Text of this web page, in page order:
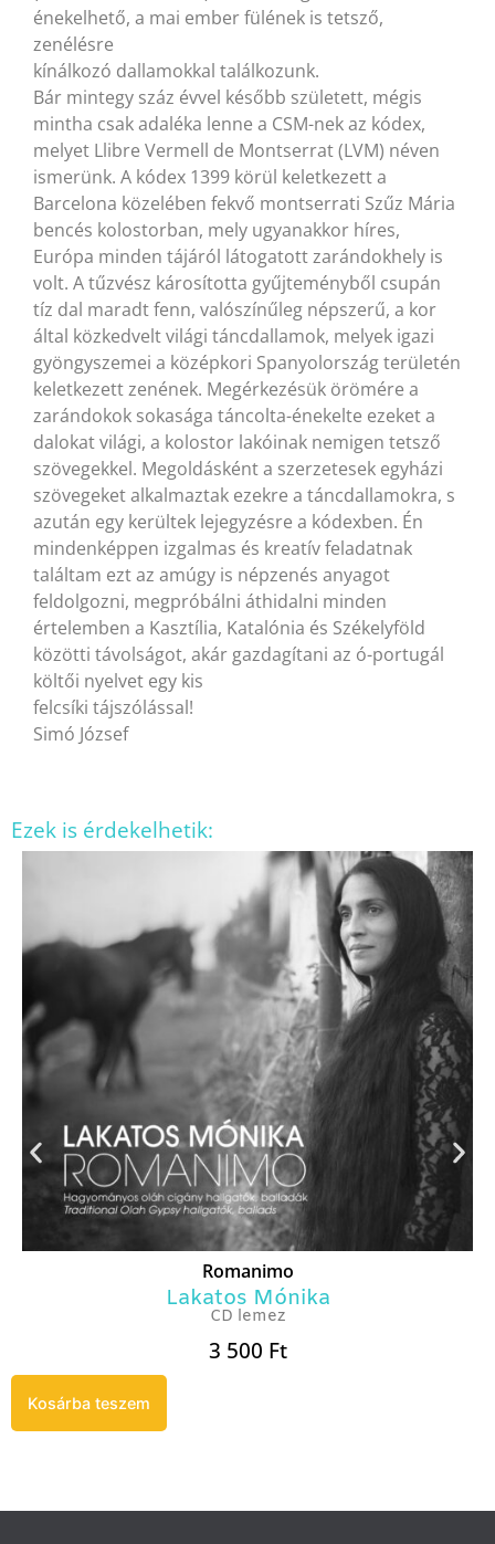
énekelhető, a mai ember fülének is tetsző,
zenélésre
kínálkozó dallamokkal találkozunk.
Bár mintegy száz évvel később született, mégis
mintha csak adaléka lenne a CSM-nek az kódex,
melyet Llibre Vermell de Montserrat (LVM) néven
ismerünk. A kódex 1399 körül keletkezett a
Barcelona közelében fekvő montserrati Szűz Mária
bencés kolostorban, mely ugyanakkor híres,
Európa minden tájáról látogatott zarándokhely is
volt. A tűzvész károsította gyűjteményből csupán
tíz dal maradt fenn, valószínűleg népszerű, a kor
által közkedvelt világi táncdallamok, melyek igazi
gyöngyszemei a középkori Spanyolország területén
keletkezett zenének. Megérkezésük örömére a
zarándokok sokasága táncolta-énekelte ezeket a
dalokat világi, a kolostor lakóinak nemigen tetsző
szövegekkel. Megoldásként a szerzetesek egyházi
szövegeket alkalmaztak ezekre a táncdallamokra, s
azután egy kerültek lejegyzésre a kódexben. Én
mindenképpen izgalmas és kreatív feladatnak
találtam ezt az amúgy is népzenés anyagot
feldolgozni, megpróbálni áthidalni minden
értelemben a Kasztília, Katalónia és Székelyföld
közötti távolságot, akár gazdagítani az ó-portugál
költői nyelvet egy kis
felcsíki tájszólással!
Simó József
Ezek is érdekelhetik:
Romanimo
Lakatos Mónika
CD lemez
3 500 Ft
Kosárba teszem